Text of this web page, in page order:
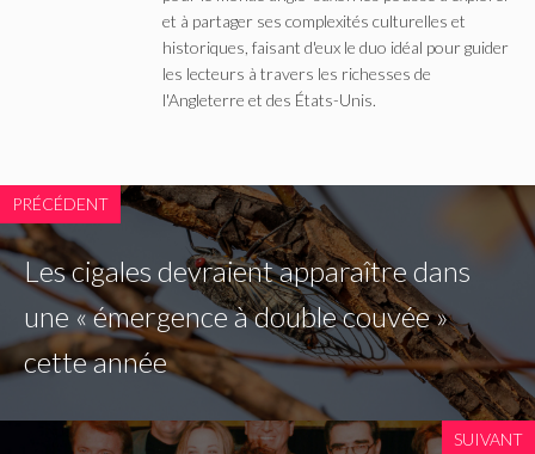
et à partager ses complexités culturelles et
historiques, faisant d'eux le duo idéal pour guider
les lecteurs à travers les richesses de
l'Angleterre et des États-Unis.
PRÉCÉDENT
Les cigales devraient apparaître dans
une « émergence à double couvée »
cette année
SUIVANT